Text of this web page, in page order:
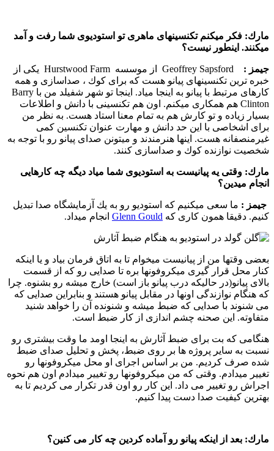
مارك: فكر میكنم تكنسینهای ماهری تو استودیوی شما رفت و آمد
میكنند. اینطور نیست؟
جیمز :‌
Geoffrey Sapsford از موسسه Hurstwood Farm یكی از
خبره ترین تكنسینهای پیانو هست كه برای كوك ، صداسازی و همه
كارهای مرتبط با پیانو به اینجا میاد. اینجا تو شهر شفیلد من با Barry
Clinton هم همكاری میكنم. اون هم تكنسینی با دانش و اطلاعات
بسیار زیاده و تو كارش هم به تمام معنا استاد هست. به نظر من
برای اشخاصی با این حد دانش و مهارت عنوان تكنسین كمی
غیرمنصفانه هست. اینها هنرمندند و میتونن صدای پیانو رو با توجه به
شخصیت نوازنده كوك و صداسازی كنند.
مارك: وقتی یه پیانیست به استودیوی شما میاد دیگه چه كارهایی
انجام میدین؟
جیمز :‌ ما سعی میكنیم كه استودیو رو به یك آزمایشگاه صدا تبدیل
كنیم. دقیقا همون كاری كه Glenn Gould انجام میداد.
بعضی وقتها من از پیانیست میخوام تا به اتاق فرمان بیاد و یا اینكه
كنار محل قرار گیری میكروفونها بره تا صدایی رو كه از قسمت
بالای پیانو(در حالیكه درب پیانو باز است) خارج میشه رو بشنوه. چرا
كه هنگام نوازندگی اونها در مقابل پیانو هستند و بنابراین صدایی كه
می شنوند با صدایی كه ضبط میشه و شنونده آن را خواهد شنید
متفاوته. این صحنه چشم اندازی از كار ضبط است.
هنگامی كه بت برای ضبط آثارش به اینجا اومد ما وقت بیشتری رو
نسبت به سایر پروژه ها بر روی ضبط، پخش و تحلیل صدای ضبط
شده صرف كردیم. من بر اساس اجرای او محل میكروفونها رو
تغییر میدادم. وقتی كه من میكروفونها رو تغییر میدادم اون هم نحوه
اجراش رو تغییر می داد. این كار رو اون قدر تكرار می كردیم تا به
بهترین كیفیت صدا دست پیدا كنیم.
مارك: بعد از اینكه پیانو رو آماده كردین چه كار می كنین؟